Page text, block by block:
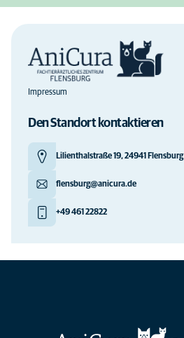
Impressum
Den Standort kontaktieren
Lilienthalstraße 19, 24941 Flensburg
flensburg@anicura.de
+49 461 22822